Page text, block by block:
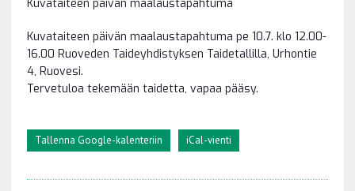
Kuvataiteen päivän maalaustapahtuma
Kuvataiteen päivän maalaustapahtuma pe 10.7. klo 12.00-
16.00 Ruoveden Taideyhdistyksen Taidetallilla, Urhontie
4, Ruovesi.
Tervetuloa tekemään taidetta, vapaa pääsy.
Tallenna Google-kalenteriin iCal-vienti